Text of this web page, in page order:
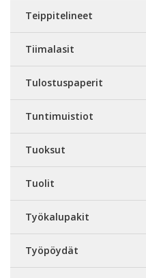
Teippitelineet
Tiimalasit
Tulostuspaperit
Tuntimuistiot
Tuoksut
Tuolit
Työkalupakit
Työpöydät